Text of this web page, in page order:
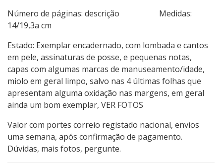
Número de páginas: descrição Medidas:
14/19,3a cm
Estado: Exemplar encadernado, com lombada e cantos
em pele, assinaturas de posse, e pequenas notas,
capas com algumas marcas de manuseamento/idade,
miolo em geral limpo, salvo nas 4 últimas folhas que
apresentam alguma oxidação nas margens, em geral
ainda um bom exemplar, VER FOTOS
Valor com portes correio registado nacional, envios
uma semana, após confirmação de pagamento.
Dúvidas, mais fotos, pergunte.